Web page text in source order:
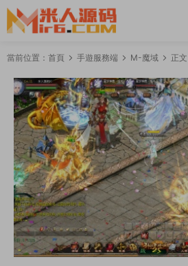
當前位置： 首頁 手遊服務端 M-魔域 正文